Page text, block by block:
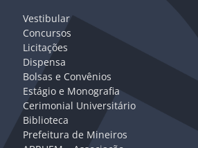
Vestibular
Concursos
Licitações
Dispensa
Bolsas e Convênios
Estágio e Monografia
Cerimonial Universitário
Biblioteca
Prefeitura de Mineiros